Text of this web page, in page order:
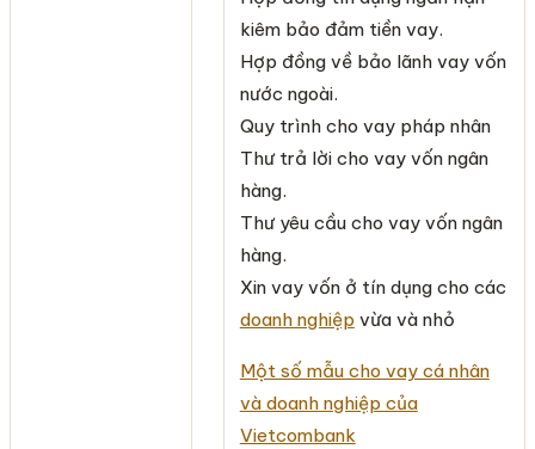
kiêm bảo đảm tiền vay.
Hợp đồng về bảo lãnh vay vốn
nước ngoài.
Quy trình cho vay pháp nhân
Thư trả lời cho vay vốn ngân
hàng.
Thư yêu cầu cho vay vốn ngân
hàng.
Xin vay vốn ở tín dụng cho các
doanh nghiệp vừa và nhỏ
Một số mẫu cho vay cá nhân
và doanh nghiệp của
Vietcombank